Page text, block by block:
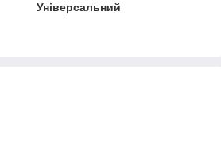
Універсальний